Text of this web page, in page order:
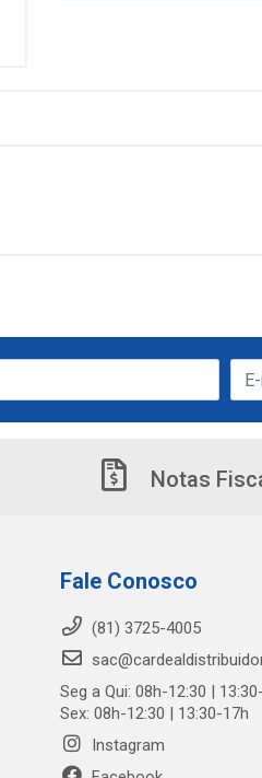
Notas
Fale Conosco
(81) 3725-4005
Seg a Qui: 08h-12:30 |
Sex: 08h-12:30 | 13:30-17h
Instagram